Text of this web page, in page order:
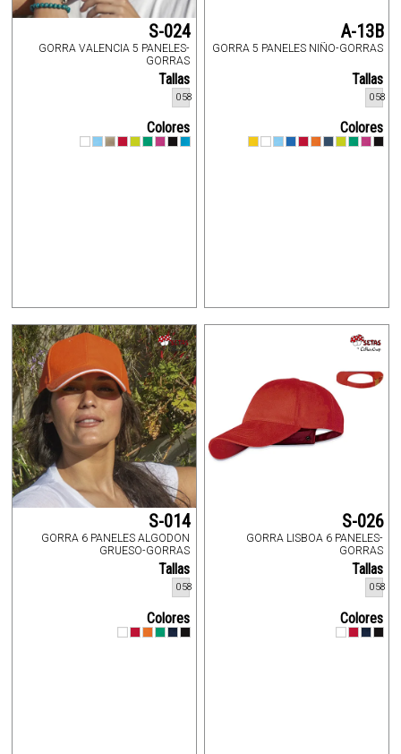
S-024
GORRA VALENCIA 5 PANELES-
GORRAS
Tallas
058
Colores
A-13B
GORRA 5 PANELES NIÑO-GORRAS
Tallas
058
Colores
S-014
GORRA 6 PANELES ALGODON
GRUESO-GORRAS
Tallas
058
Colores
S-026
GORRA LISBOA 6 PANELES-
GORRAS
Tallas
058
Colores